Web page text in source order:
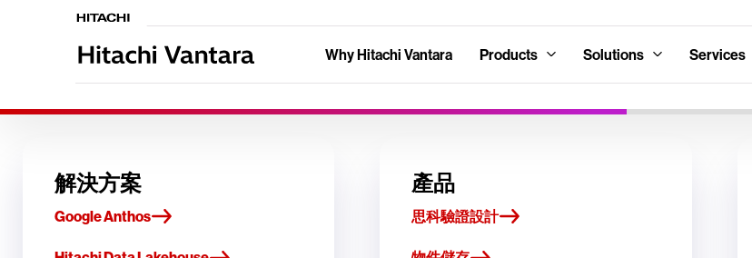
Why Hitachi Vantara Products Solutions Services
解決方案
Google Anthos
產品
思科驗證設計